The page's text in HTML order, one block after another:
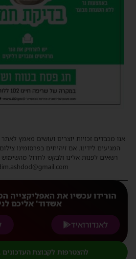
אנו מכבדים זכויות יוצרים ועושים מאמץ
המגיעים לידינו. אם זיהיתים בפרסומינו
רשאים לפנות אלינו ולבקש לחדול
הורידו עכשיו את האפליקצייה
אשדוד' אליכם
לאנדורואיד
להצטרפות לקבוצת